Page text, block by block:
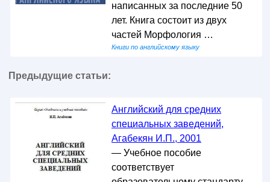
написанных за последние 50
лет. Книга состоит из двух
частей Морфология …
Книги по английскому языку
Предыдущие статьи:
Английский для средних
специальных заведений,
Агабекян И.П., 2001
— Учебное пособие
соответствует